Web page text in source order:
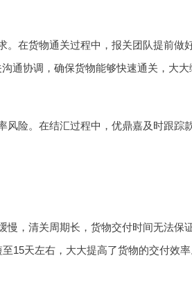
在货物通关过程中，报关团队提前做
通协调，确保货物能够快速通关，大大
险。在结汇过程中，优鼎嘉及时跟踪
，清关周期长，货物交付时间无法保
15天左右，大大提高了货物的交付效率